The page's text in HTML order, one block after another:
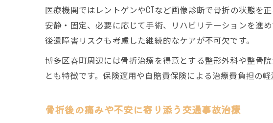
交通事故
交通
整骨
医療機関ではレントゲンやCTなど画像診断で骨折の状態を
安静・固定、必要に応じて手術、リハビリテーションを進
後遺障害リスクも考慮した継続的なケアが不可欠です。
博多区春町周辺には骨折治療を得意とする整形外科や整骨
とも特徴です。保険適用や自賠責保険による治療費負担の
骨折後の痛みや不安に寄り添う交通事故治療